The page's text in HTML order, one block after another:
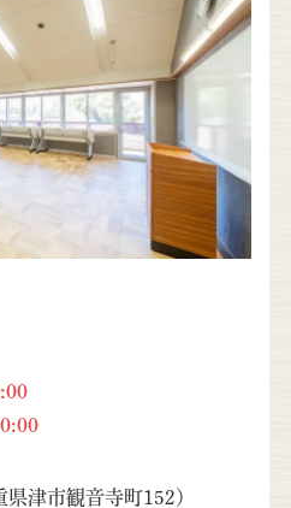
津市観音寺町152）